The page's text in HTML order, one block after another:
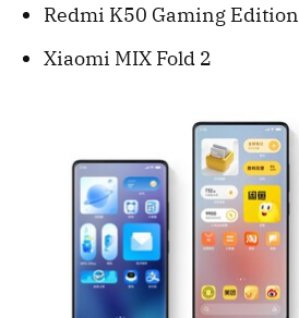
Redmi K50 Gaming Edition
Xiaomi MIX Fold 2